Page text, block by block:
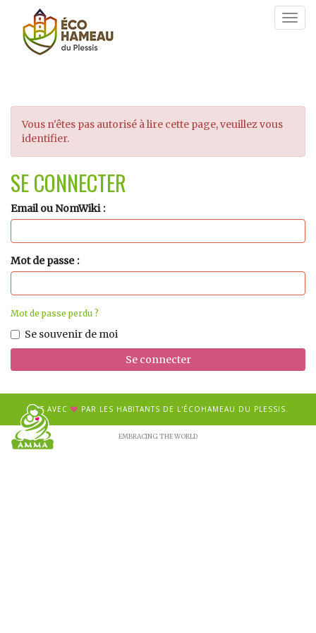
Vous n'êtes pas autorisé à lire cette page, veuillez vous
identifier.
SE CONNECTER
Email ou NomWiki
Mot de passe
Mot de passe perdu ?
Se souvenir de moi
Se connecter
FAIT AVEC PAR LES HABITANTS DE L'ÉCOHAMEAU DU PLESSIS.
EMBRACING THE WORLD